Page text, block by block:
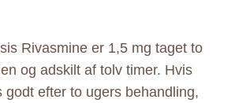
Rivasmine er 1,5 mg taget to
og adskilt af tolv timer. Hvis
godt efter to ugers behandling,